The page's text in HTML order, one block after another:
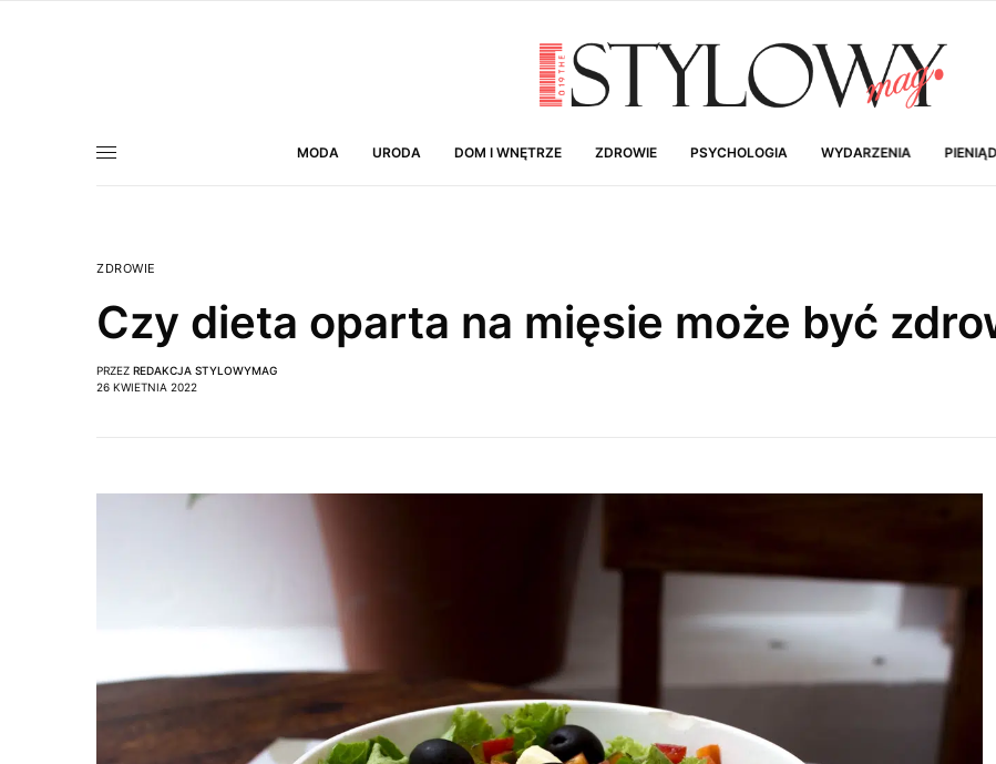
MODA URODA DOM I WNĘTRZE ZDROWIE PSYCHOLOGIA WYDARZENIA
ZDROWIE
Czy dieta oparta na mięsie może być
PRZEZ REDAKCJA STYLOWYMAG
26 KWIETNIA 2022